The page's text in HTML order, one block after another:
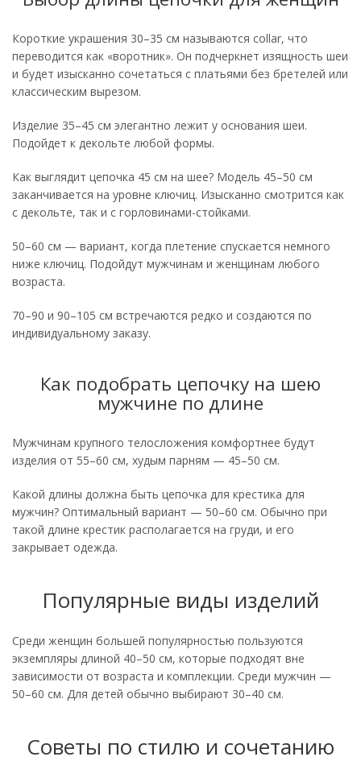
Короткие украшения 30–35 см называются collar, что
переводится как «воротник». Он подчеркнет изящность шеи
и будет изысканно сочетаться с платьями без бретелей или
классическим вырезом.
Изделие 35–45 см элегантно лежит у основания шеи.
Подойдет к декольте любой формы.
Как выглядит цепочка 45 см на шее? Модель 45–50 см
заканчивается на уровне ключиц. Изысканно смотрится как
с декольте, так и с горловинами-стойками.
50–60 см — вариант, когда плетение спускается немного
ниже ключиц. Подойдут мужчинам и женщинам любого
возраста.
70–90 и 90–105 см встречаются редко и создаются по
индивидуальному заказу.
Как подобрать цепочку на шею
мужчине по длине
Мужчинам крупного телосложения комфортнее будут
изделия от 55–60 см, худым парням — 45–50 см.
Какой длины должна быть цепочка для крестика для
мужчин? Оптимальный вариант — 50–60 см. Обычно при
такой длине крестик располагается на груди, и его
закрывает одежда.
Популярные виды изделий
Среди женщин большей популярностью пользуются
экземпляры длиной 40–50 см, которые подходят вне
зависимости от возраста и комплекции. Среди мужчин —
50–60 см. Для детей обычно выбирают 30–40 см.
Советы по стилю и сочетанию